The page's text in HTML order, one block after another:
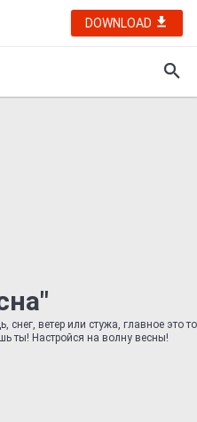
DOWNLOAD
ветер или стужа, главное это то
ты! Настройся на волну весны!